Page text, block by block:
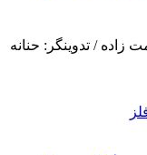
زاده / تدوینگر: حنانه